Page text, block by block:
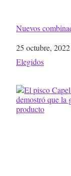
Nuevos
Fecha
25 octubre, 2022
Respecto a
Elegidos